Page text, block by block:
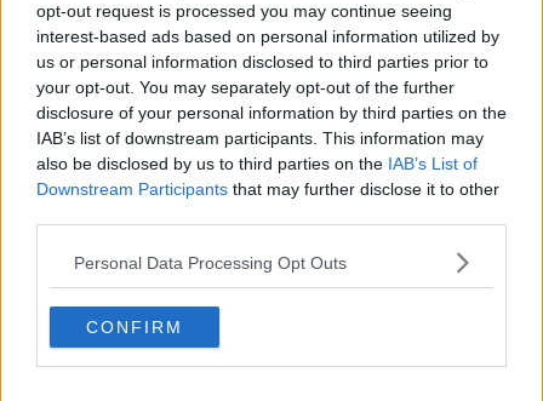
opt-out request is processed you may continue seeing
interest-based ads based on personal information utilized by
us or personal information disclosed to third parties prior to
your opt-out. You may separately opt-out of the further
disclosure of your personal information by third parties on the
IAB’s list of downstream participants. This information may
also be disclosed by us to third parties on the IAB’s List of
Downstream Participants that may further disclose it to other
Personal Data Processing Opt Outs
CONFIRM
Un sistema a difesa degli operatori sanitari
Intervento odontoiatrico su neonato di 20 giorni
Ambulatori specialistici, l'attività non si ferma
Test sierologici anche a tabaccai e magistrati
Fino a 400 test al giorno, partono i sierologici
​La dottoressa Rosadini guida della Odontoiatria